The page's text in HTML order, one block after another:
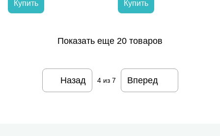
Купить Купить
Показать еще 20 товаров
Назад 4из 7 Вперед